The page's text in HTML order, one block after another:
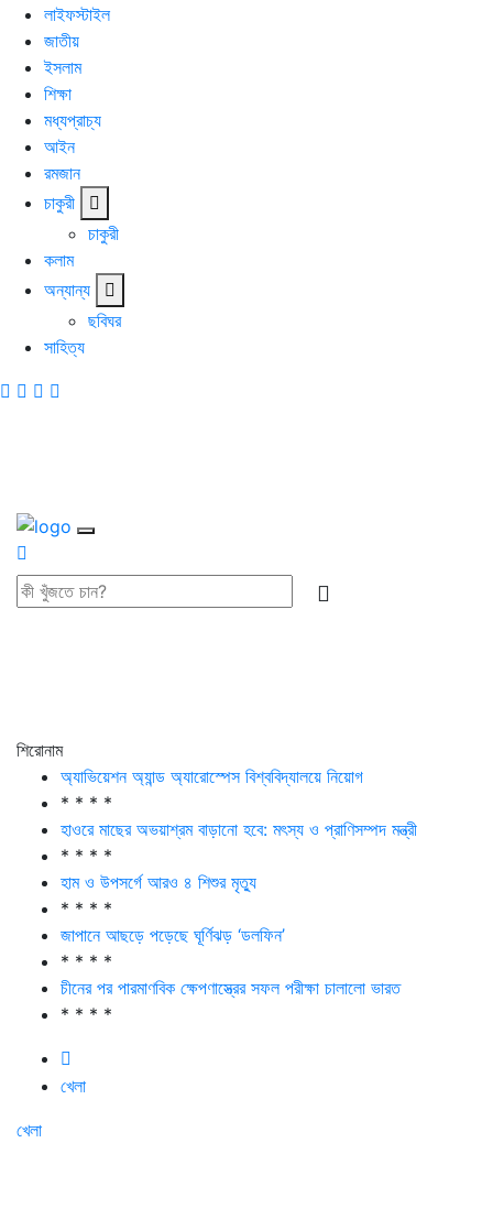
লাইফস্টাইল
জাতীয়
ইসলাম
শিক্ষা
মধ্যপ্রাচ্য
আইন
রমজান
চাকুরী
চাকুরী
কলাম
অন্যান্য
ছবিঘর
সাহিত্য
শিরোনাম
অ্যাভিয়েশন অ্যান্ড অ্যারোস্পেস বিশ্ববিদ্যালয়ে নিয়োগ
* * * *
হাওরে মাছের অভয়াশ্রম বাড়ানো হবে: মৎস্য ও প্রাণিসম্পদ মন্ত্রী
* * * *
হাম ও উপসর্গে আরও ৪ শিশুর মৃত্যু
* * * *
জাপানে আছড়ে পড়েছে ঘূর্ণিঝড় ‘ডলফিন’
* * * *
চীনের পর পারমাণবিক ক্ষেপণাস্ত্রের সফল পরীক্ষা চালালো ভারত
* * * *
খেলা
খেলা